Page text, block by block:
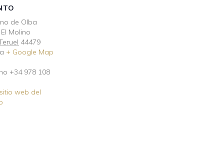
de Olba
Molino
44479
+ Google Map
+34 978 108
web del